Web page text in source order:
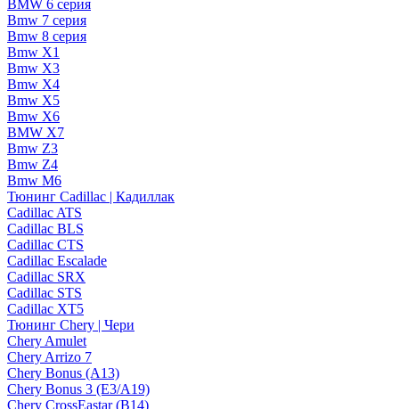
BMW 6 серия
Bmw 7 серия
Bmw 8 серия
Bmw X1
Bmw X3
Bmw X4
Bmw X5
Bmw X6
BMW X7
Bmw Z3
Bmw Z4
Bmw М6
Тюнинг Cadillac | Кадиллак
Cadillac ATS
Cadillac BLS
Cadillac CTS
Cadillac Escalade
Cadillac SRX
Cadillac STS
Cadillac XT5
Тюнинг Chery | Чери
Chery Amulet
Chery Arrizo 7
Chery Bonus (A13)
Chery Bonus 3 (E3/A19)
Chery CrossEastar (B14)